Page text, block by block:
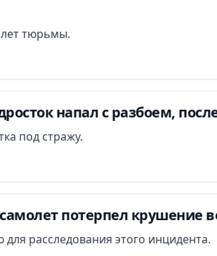
лет тюрьмы.
напал с разбоем,
под стражу.
потерпел крушение
расследования этого инцидента.